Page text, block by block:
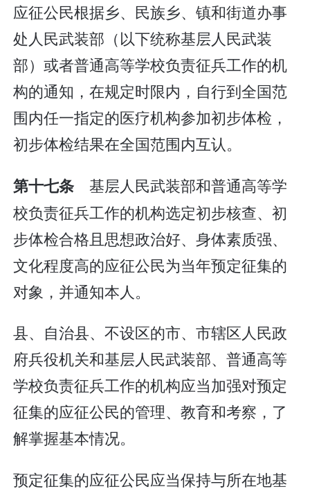
应征公民根据乡、民族乡、镇和街道办事
处人民武装部（以下统称基层人民武装
部）或者普通高等学校负责征兵工作的机
构的通知，在规定时限内，自行到全国范
围内任一指定的医疗机构参加初步体检，
初步体检结果在全国范围内互认。
第十七条 基层人民武装部和普通高等学
校负责征兵工作的机构选定初步核查、初
步体检合格且思想政治好、身体素质强、
文化程度高的应征公民为当年预定征集的
对象，并通知本人。
县、自治县、不设区的市、市辖区人民政
府兵役机关和基层人民武装部、普通高等
学校负责征兵工作的机构应当加强对预定
征集的应征公民的管理、教育和考察，了
解掌握基本情况。
预定征集的应征公民应当保持与所在地基